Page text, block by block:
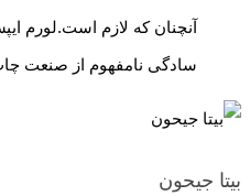
آنچنان که لازم است.لورم
سادگی نامفهوم از صنعت
بیتا جیحون